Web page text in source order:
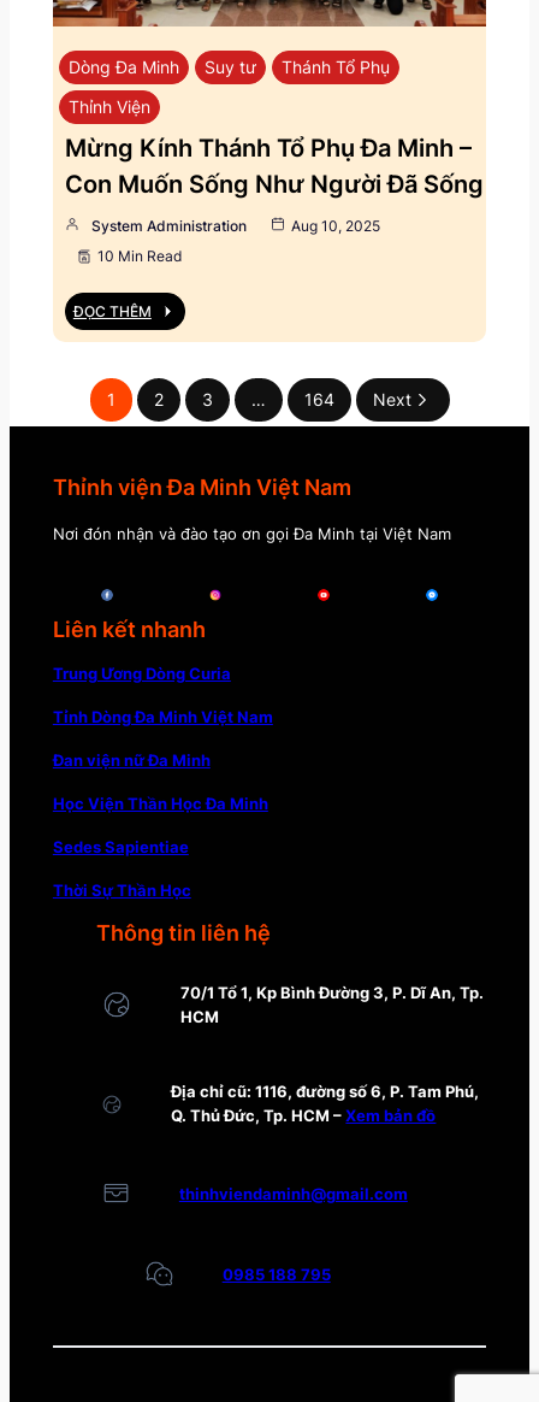
Dòng Đa Minh Suy tư
Thánh Tổ Phụ
Thỉnh Viện
Mừng Kính Thánh Tổ Phụ Đa Minh –
Con Muốn Sống Như Người Đã Sống
System Administration
Aug 10, 2025
10 Min Read
ĐỌC THÊM
1 2 3 … 164 Next
Thỉnh viện Đa Minh Việt Nam
Nơi đón nhận và đào tạo ơn gọi Đa Minh tại Việt Nam
Liên kết nhanh
Trung Ương Dòng Curia
Tỉnh Dòng Đa Minh Việt Nam
Đan viện nữ Đa Minh
Học Viện Thần Học Đa Minh
Sedes Sapientiae
Thời Sự Thần Học
Thông tin liên hệ
70/1 Tổ 1, Kp Bình Đường 3, P. Dĩ An, Tp.
HCM
Địa chỉ cũ: 1116, đường số 6, P. Tam Phú,
Q. Thủ Đức, Tp. HCM –Xem bản đồ
thinhviendaminh@gmail.com
0985 188 795